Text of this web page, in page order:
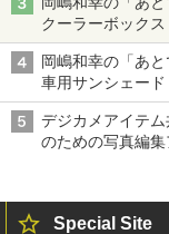
クーラーボック
岡嶋和幸の「あ
車用サンシェー
デジカメアイテム
のための写真編
Special Site